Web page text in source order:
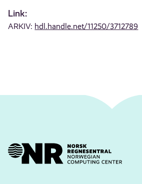
Link:
ARKIV: hdl.handle.net/11250/3712789